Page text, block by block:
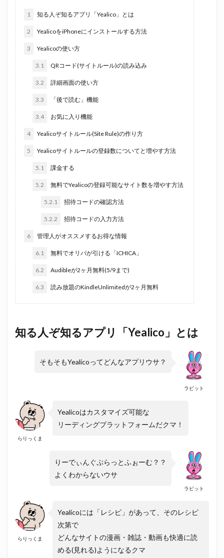
1 知る人ぞ知るアプリ「Yealico」とは
2 YealicoをiPhoneにインストールする方法
3 Yealicoの使い方
3.1 QRコード(サイトルール)の読み込み
3.2 詳細画面の使い方
3.3 「後で読む」機能
3.4 お気に入り機能
4 Yealicoサイトルール(Site Rule)の作り方
5 Yealicoサイトルールの登録数についてと増やす方法
5.1 課金する
5.2 無料でYealicoの登録可能なサイト数を増やす方法
5.2.1 招待コードの確認方法
5.2.2 招待コードの入力方法
6 管理人がオススメするお得な情報
6.1 無料でオリパが引ける「ICHICA」
6.2 Audibleが2ヶ月無料(5/9まで)
6.3 読み放題のKindleUnlimitedが2ヶ月無料
知る人ぞ知るアプリ「Yealico」とは
ラビット
そもそもYealicoってどんなアプリウサ？
らりっくま
Yealicoはカスタマイズ可能な
リーディングプラットフォームだクマ！
ラビット
りーでぃんぐぷらっとふぉーむ？？
よくわからないウサ
らりっくま
Yealicoには「レシピ」があって、そのレシピ
次第で
どんなサイトの漫画・雑誌・動画も快適に読
める(見れる)ようになるクマ